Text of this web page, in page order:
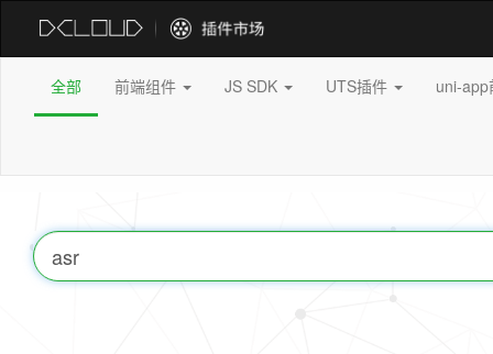
全部 前端组件 JS SDK UTS插件 uni-